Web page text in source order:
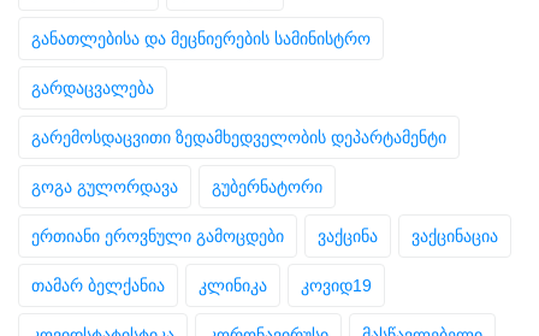
განათლებისა და მეცნიერების სამინისტრო
გარდაცვალება
გარემოსდაცვითი ზედამხედველობის დეპარტამენტი
გოგა გულორდავა გუბერნატორი
ერთიანი ეროვნული გამოცდები ვაქცინა ვაქცინაცია
თამარ ბელქანია კლინიკა კოვიდ19